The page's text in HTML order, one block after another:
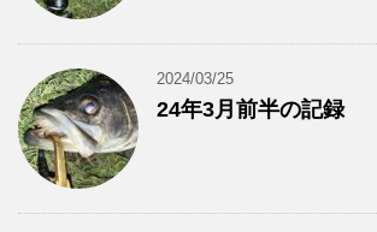
2024/03/25
24年3月前半の記録